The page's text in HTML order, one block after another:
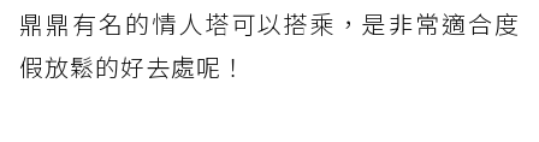
鼎鼎有名的情人塔可以搭乘，是非常適合度
假放鬆的好去處呢！